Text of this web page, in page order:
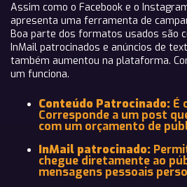
Assim como o Facebook e o
apresenta uma ferramenta de
Boa parte dos formatos usados são
InMail patrocinados e anúncios de
também aumentou na plataforma.
um funciona.
Conteúdo Patrocinado: É
Corresponde a um post
com um orçamento de
InMail patrocinado:
chegue diretamente ao
mensagens pessoais